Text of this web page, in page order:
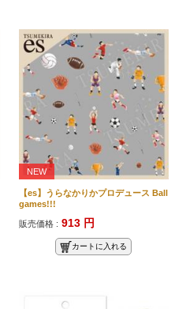
NEW
【es】うらなかりかプロデュース Ball
games!!!
販売価格 : 913 円
カートに入れる